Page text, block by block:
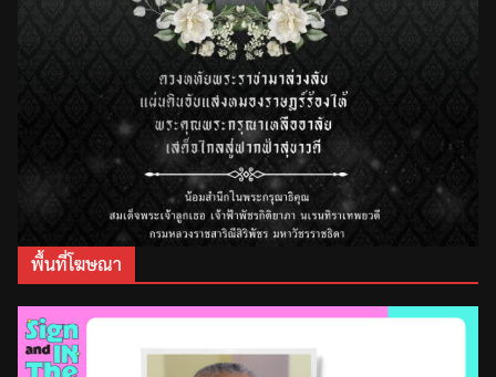
พื้นที่โฆษณา